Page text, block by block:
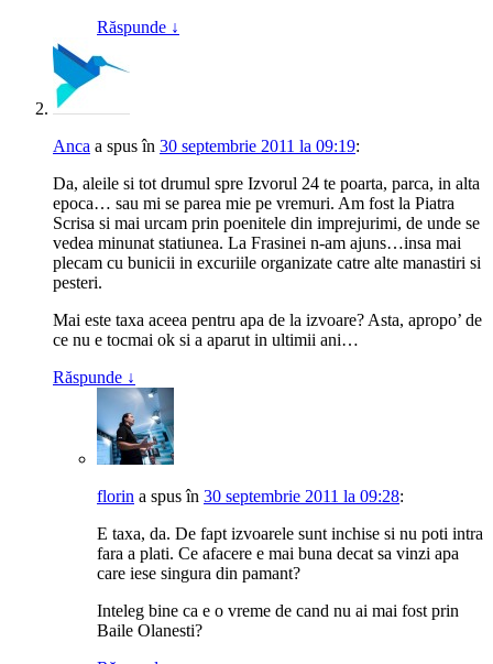
Răspunde ↓
Anca a spusîn 30 septembrie 2011 la 09:19:
Da, aleile si tot drumul spre Izvorul 24 te poarta, parca, in alta
epoca… sau mi se parea mie pe vremuri. Am fost la Piatra
Scrisa si mai urcam prin poenitele din imprejurimi, de unde se
vedea minunat statiunea. La Frasinei n-am ajuns…insa mai
plecam cu bunicii in excuriile organizate catre alte manastiri si
pesteri.
Mai este taxa aceea pentru apa de la izvoare? Asta, apropo’ de
ce nu e tocmai ok si a aparut in ultimii ani…
Răspunde ↓
florin a spusîn 30 septembrie 2011 la 09:28:
E taxa, da. De fapt izvoarele sunt inchise si nu poti intra
fara a plati. Ce afacere e mai buna decat sa vinzi apa
care iese singura din pamant?
Inteleg bine ca e o vreme de cand nu ai mai fost prin
Baile Olanesti?